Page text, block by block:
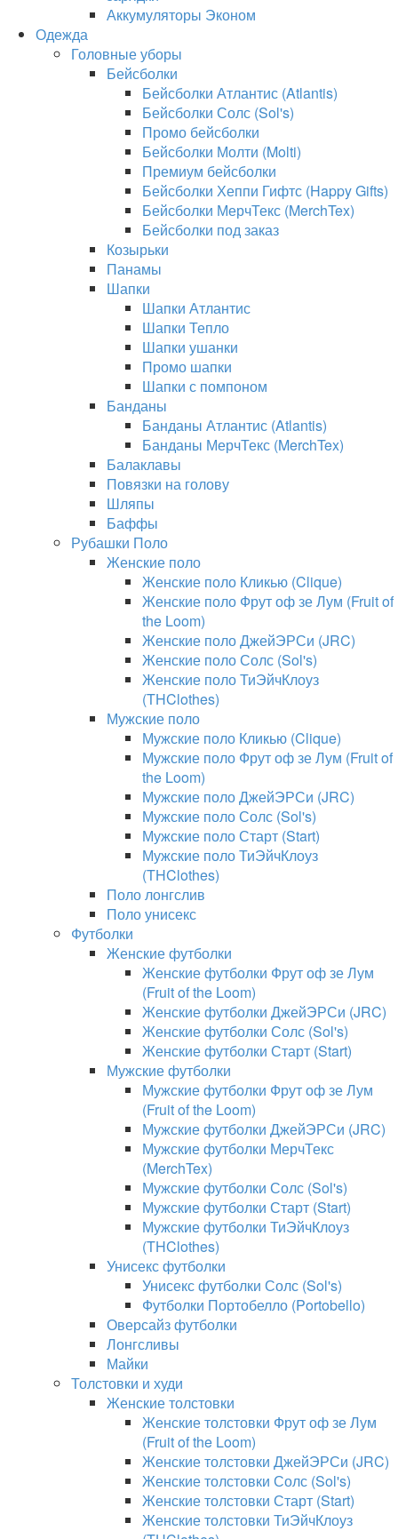
Аккумуляторы Эконом
Одежда
Головные уборы
Бейсболки
Бейсболки Атлантис (Atlantis)
Бейсболки Солс (Sol's)
Промо бейсболки
Бейсболки Молти (Molti)
Премиум бейсболки
Бейсболки Хеппи Гифтс (Happy Gifts)
Бейсболки МерчТекс (MerchTex)
Бейсболки под заказ
Козырьки
Панамы
Шапки
Шапки Атлантис
Шапки Тепло
Шапки ушанки
Промо шапки
Шапки с помпоном
Банданы
Банданы Атлантис (Atlantis)
Банданы МерчТекс (MerchTex)
Балаклавы
Повязки на голову
Шляпы
Баффы
Рубашки Поло
Женские поло
Женские поло Кликью (Clique)
Женские поло Фрут оф зе Лум (Fruit of
the Loom)
Женские поло ДжейЭРСи (JRC)
Женские поло Солс (Sol's)
Женские поло ТиЭйчКлоуз
(THClothes)
Мужские поло
Мужские поло Кликью (Clique)
Мужские поло Фрут оф зе Лум (Fruit of
the Loom)
Мужские поло ДжейЭРСи (JRC)
Мужские поло Солс (Sol's)
Мужские поло Старт (Start)
Мужские поло ТиЭйчКлоуз
(THClothes)
Поло лонгслив
Поло унисекс
Футболки
Женские футболки
Женские футболки Фрут оф зе Лум
(Fruit of the Loom)
Женские футболки ДжейЭРСи (JRC)
Женские футболки Солс (Sol's)
Женские футболки Старт (Start)
Мужские футболки
Мужские футболки Фрут оф зе Лум
(Fruit of the Loom)
Мужские футболки ДжейЭРСи (JRC)
Мужские футболки МерчТекс
(MerchTex)
Мужские футболки Солс (Sol's)
Мужские футболки Старт (Start)
Мужские футболки ТиЭйчКлоуз
(THClothes)
Унисекс футболки
Унисекс футболки Солс (Sol's)
Футболки Портобелло (Portobello)
Оверсайз футболки
Лонгсливы
Майки
Толстовки и худи
Женские толстовки
Женские толстовки Фрут оф зе Лум
(Fruit of the Loom)
Женские толстовки ДжейЭРСи (JRC)
Женские толстовки Солс (Sol's)
Женские толстовки Старт (Start)
Женские толстовки ТиЭйчКлоуз